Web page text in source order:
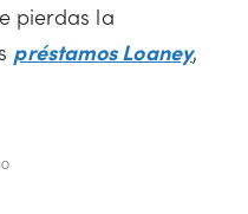
pierdas la
préstamos Loaney,